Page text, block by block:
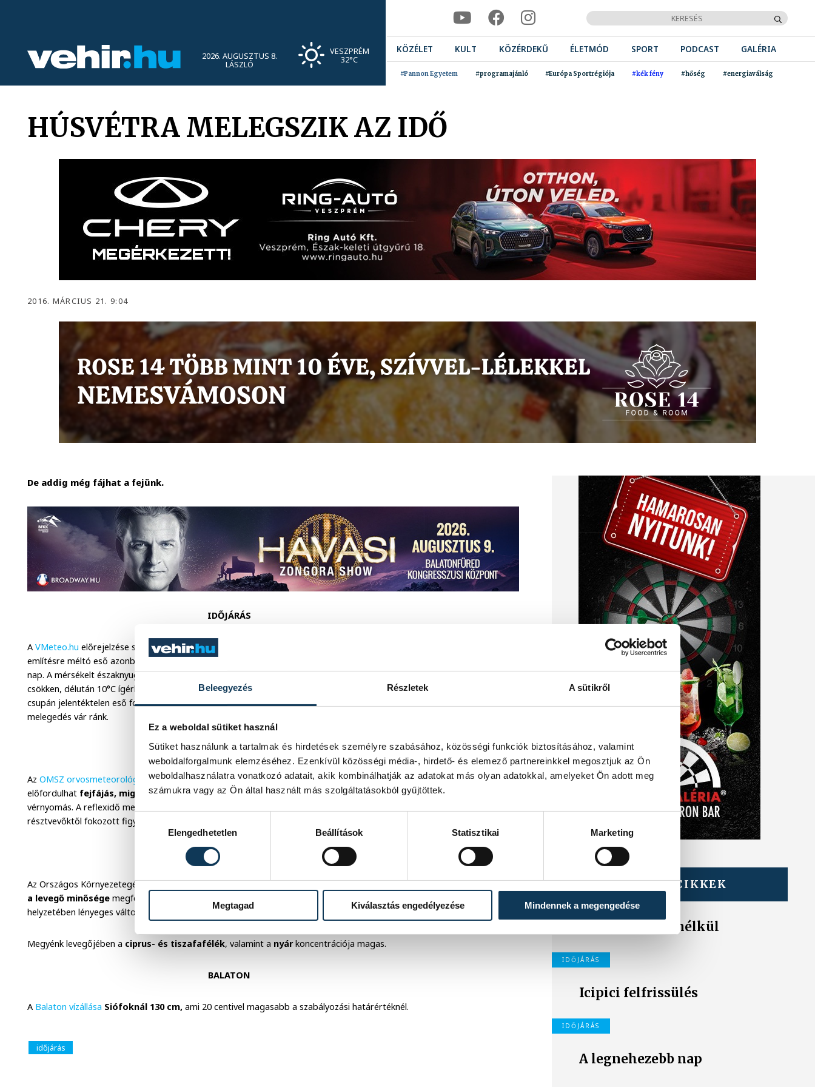
Beleegyezés Részletek A sütikről
Ez a weboldal sütiket használ
Sütiket használunk a tartalmak és hirdetések személyre szabásához, közösségi funkciók biztosításához, valamint
weboldalforgalmunk elemzéséhez. Ezenkívül közösségi média-, hirdető- és elemező partnereinkkel megosztjuk az Ön
weboldalhasználatra vonatkozó adatait, akik kombinálhatják az adatokat más olyan adatokkal, amelyeket Ön adott meg
számukra vagy az Ön által használt más szolgáltatásokból gyűjtöttek.
Elengedhetetlen
Beállítások Statisztikai Marketing
Megtagad Kiválasztás engedélyezése Mindennek a megengedése
2026. AUGUSZTUS 8.
LÁSZLÓ
VESZPRÉM
32°C
KÖZÉLET KULT KÖZÉRDEKŰ ÉLETMÓD SPORT PODCAST GALÉRIA
#Pannon Egyetem #programajánló #Európa Sportrégiója #kék fény #hőség #energiaválság
HÚSVÉTRA MELEGSZIK AZ IDŐ
2016. MÁRCIUS 21. 9:04
De addig még fájhat a fejünk.
IDŐJÁRÁS
AVMeteo.hu előrejelzése szerintkeddenegy mediterrán ciklon felhőzete okoz erősen felhős időt,
említésre méltó eső azonban nem várható. A délutáni órákban már hosszabb időszakokra is kisüt a
nap. A mérsékelt északnyugati szelet időnként élénk lökések kísérik. A hőmérséklet reggel 4°C-ig
csökken, délután 10°C ígérkezik.
A hét nagy részébengyakran erősen megnövekszik a felhőzet, de
csupán jelentéktelen eső fordulhat elő. A hőmérséklet jelentősen nem változik, húsvétra azonban
melegedés vár ránk.
KÖZÉRZET
AzOMSZ orvosmeteorológiai előrejelzéseszerintkettős fronthatás várható. Sokaknál
előfordulhat fejfájás, migrén, szédülés, illetveálmatlanság,fáradékonyság. Ingadozhat a
vérnyomás. A reflexidő megnyúlhat, a cselekvési reakció késhet, emiatt a közlekedésben
résztvevőktől fokozott figyelem szükséges.
LEVEGŐ
Az Országos Környezetegészségügyi Intézet Levegőhigiénés OsztályméréseszerintVeszprémben
a levegő minősége megfelelő. A meteorológiai előrejelzés alapján a város levegő-egészségügyi
helyzetében lényeges változás nem várható.
Megyénk levegőjében a ciprus- és tiszafafélék, valamint a nyárkoncentrációja magas.
BALATON
A Balaton vízállása Siófoknál 130 cm, ami 20 centivel magasabb a szabályozási határértéknél.
időjárás
TOVÁBBI CIKKEK
IDŐJÁRÁS
Nyár, forróság nélkül
IDŐJÁRÁS
Icipici felfrissülés
IDŐJÁRÁS
A legnehezebb nap